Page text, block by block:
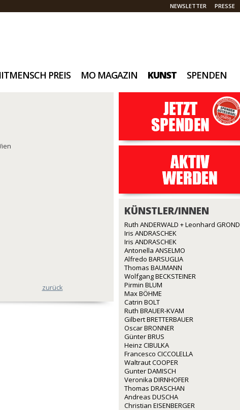
NEWSLETTER PRESSE
PREIS MO MAGAZIN KUNST SPENDEN
zurück
KÜNSTLER/INNEN
Ruth ANDERWALD + Leonhard GROND
Iris ANDRASCHEK
Iris ANDRASCHEK
Antonella ANSELMO
Alfredo BARSUGLIA
Thomas BAUMANN
Wolfgang BECKSTEINER
Pirmin BLUM
Max BÖHME
Catrin BOLT
Ruth BRAUER-KVAM
Gilbert BRETTERBAUER
Oscar BRONNER
Günter BRUS
Heinz CIBULKA
Francesco CICCOLELLA
Waltraut COOPER
Gunter DAMISCH
Veronika DIRNHOFER
Thomas DRASCHAN
Andreas DUSCHA
Christian EISENBERGER